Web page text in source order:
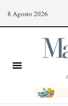
8 Agosto 2026